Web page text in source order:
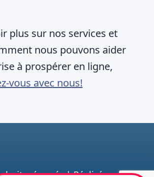
plus sur nos services et
nous pouvons aider
à prospérer en ligne,
vous avec nous!
droits réservés | Réalisé par Sud-